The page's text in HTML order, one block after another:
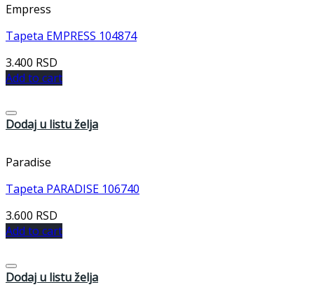
Empress
Tapeta EMPRESS 104874
3.400 RSD
Add to cart
Dodaj u listu želja
Paradise
Tapeta PARADISE 106740
3.600 RSD
Add to cart
Dodaj u listu želja